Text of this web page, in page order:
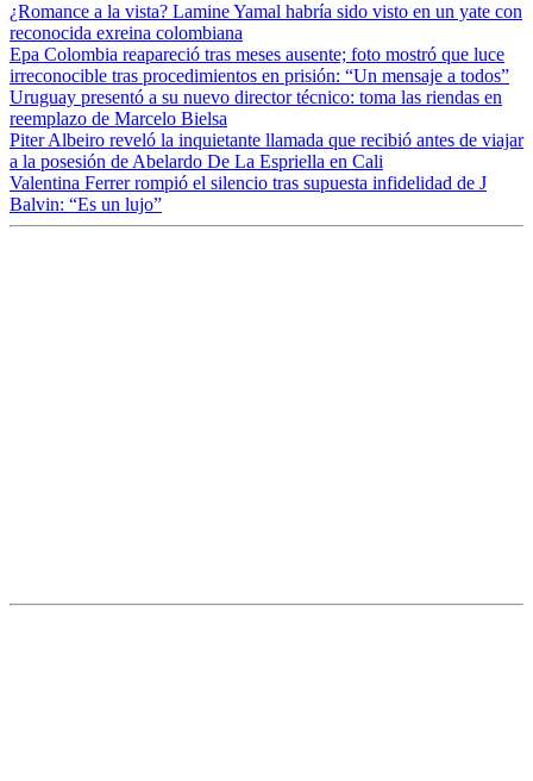
¿Romance a la vista? Lamine Yamal habría sido visto en un yate con
reconocida exreina colombiana
Epa Colombia reapareció tras meses ausente; foto mostró que luce
irreconocible tras procedimientos en prisión: “Un mensaje a todos”
Uruguay presentó a su nuevo director técnico: toma las riendas en
reemplazo de Marcelo Bielsa
Piter Albeiro reveló la inquietante llamada que recibió antes de viajar
a la posesión de Abelardo De La Espriella en Cali
Valentina Ferrer rompió el silencio tras supuesta infidelidad de J
Balvin: “Es un lujo”